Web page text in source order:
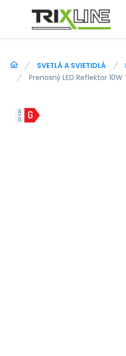
SVETLÁ A SVIETIDLÁ
Prenosný LED Reflektor 10W